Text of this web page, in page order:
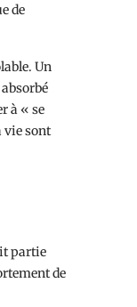
de
Un
à « se
vie sont
partie
de